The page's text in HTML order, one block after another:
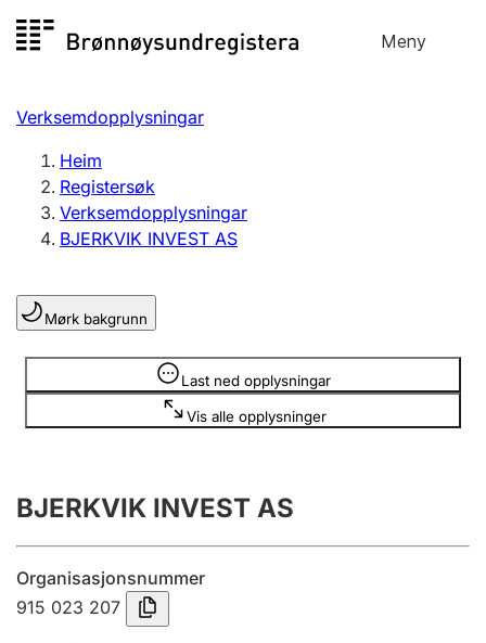
til
Meny
Registersøk
Aksjeselskap
Enkeltpersonføretak
Registrere, endre, slette
Lag og foreining
Registrere, endre, slette
Årsrekneskap
Innsending og forseinkingsgebyr
Tinglysing
Verksemdopplysningar
Heim
Registersøk
Verksemdopplysningar
BJERKVIK INVEST AS
Mørk bakgrunn
Last ned opplysningar
Vis alle opplysninger
Opplysninger er skjult
BJERKVIK INVEST AS
Organisasjonsnummer
915 023 207